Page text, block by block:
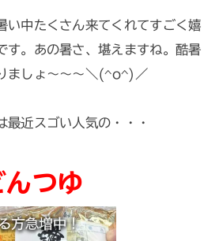
い中たくさん来てくれてすごく嬉
す。あの暑さ、堪えますね。酷暑
ましょ～～～＼(^o^)／
最近スゴい人気の・・・
つゆ